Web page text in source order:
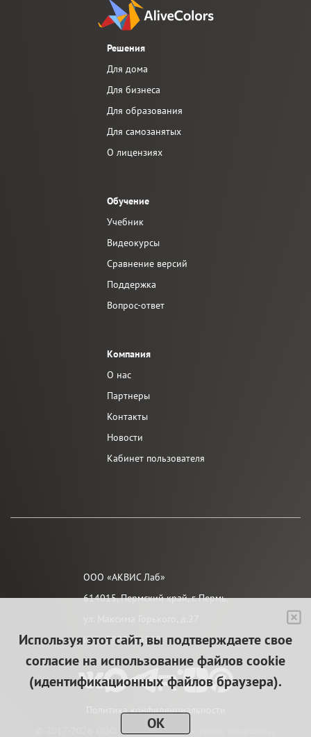
Решения
Для дома
Для бизнеса
Для образования
Для самозанятых
О лицензиях
Обучение
Учебник
Видеокурсы
Сравнение версий
Поддержка
Вопрос-ответ
Компания
О нас
Партнеры
Контакты
Новости
Кабинет пользователя
ООО «АКВИС Лаб»
614015, Пермский край, г. Пермь,
ИНН 5903056290
Политика конфиденциальности
© 2017-2026 ООО «АКВИС Лаб». Все права защищены.
Используя этот сайт, вы подтверждаете свое
согласие на использование файлов cookie
(идентификационных файлов браузера).
OK